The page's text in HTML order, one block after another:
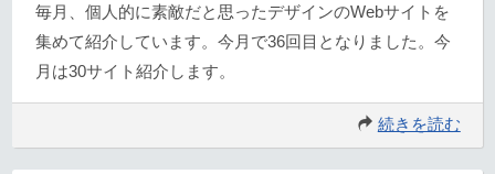
毎月、個人的に素敵だと思ったデザインのWebサイトを
集めて紹介しています。今月で36回目となりました。今
月は30サイト紹介します。
続きを読む